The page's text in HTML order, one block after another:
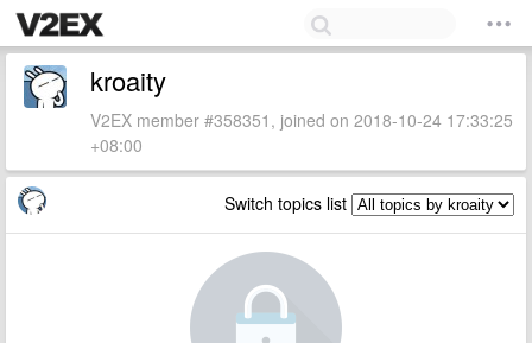
kroaity
V2EX member #358351, joined on 2018-10-24 17:33:25
+08:00
Switch topics list